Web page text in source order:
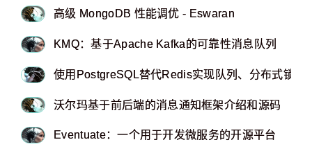
高级 MongoDB 性能调优 - Eswaran
KMQ：基于Apache Kafka的可靠性消息队列
使用PostgreSQL替代Redis实现队列、分布式锁和
沃尔玛基于前后端的消息通知框架介绍和源码
Eventuate：一个用于开发微服务的开源平台